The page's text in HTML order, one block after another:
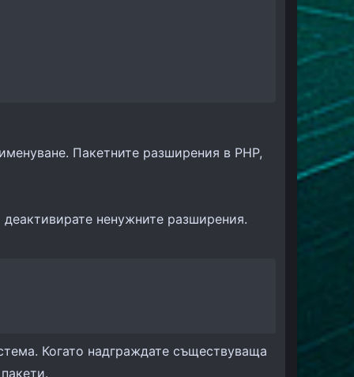
Пакетните разширения в PHP,
ненужните разширения.
Когато надграждате съществуваща